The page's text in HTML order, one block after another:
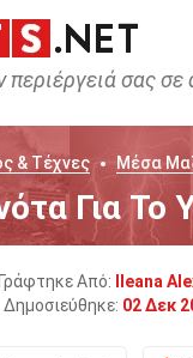
σας
& Τέχνες Μέσα
Για Το
Γράφτηκε Από:
Ileana
Δημοσιεύθηκε: 02 Δεκ